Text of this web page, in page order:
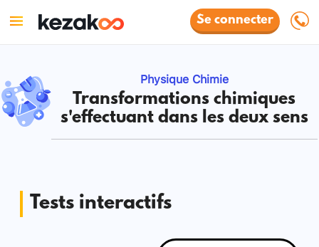
Se connecter
Physique Chimie
Transformations chimiques
s'effectuant dans les deux sens
Tests interactifs